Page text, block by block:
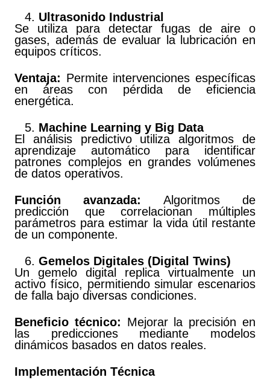
Ultrasonido Industrial
Se utiliza para detectar fugas de aire o
gases, además de evaluar la lubricación en
equipos críticos.
Ventaja: Permite intervenciones específicas
en áreas con pérdida de eficiencia
energética.
Machine Learning y Big Data
El análisis predictivo utiliza algoritmos de
aprendizaje automático para identificar
patrones complejos en grandes volúmenes
de datos operativos.
Función avanzada:
Algoritmos de
predicción que correlacionan múltiples
parámetros para estimar la vida útil restante
de un componente.
Gemelos Digitales (Digital Twins)
Un gemelo digital replica virtualmente un
activo físico, permitiendo simular escenarios
de falla bajo diversas condiciones.
Beneficio técnico: Mejorar la precisión en
las predicciones mediante modelos
dinámicos basados en datos reales.
Implementación Técnica